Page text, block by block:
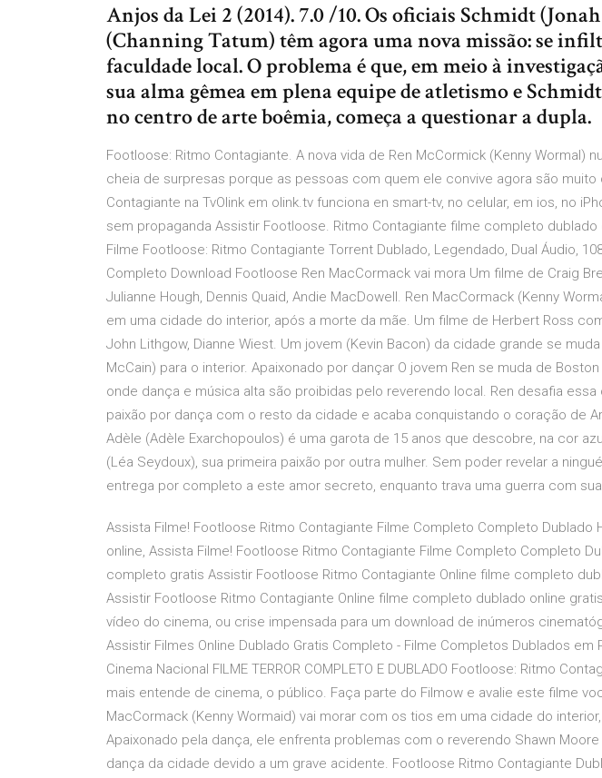
Anjos da Lei 2 (2014). 7.0 /10. Os oficiais Schmidt
(Channing Tatum) têm agora uma nova missão: se
faculdade local. O problema é que, em meio à
sua alma gêmea em plena equipe de atletismo e
no centro de arte boêmia, começa a questionar a dupla.
Footloose: Ritmo Contagiante. A nova vida de Ren McCormick (Kenny Wormal)
cheia de surpresas porque as pessoas com quem ele convive agora são muito
Contagiante na TvOlink em olink.tv funciona en smart-tv, no celular, em ios, no
sem propaganda Assistir Footloose. Ritmo Contagiante filme completo dublado
Filme Footloose: Ritmo Contagiante Torrent Dublado, Legendado, Dual Áudio,
Completo Download Footloose Ren MacCormack vai mora Um filme de Craig
Julianne Hough, Dennis Quaid, Andie MacDowell. Ren MacCormack (Kenny
em uma cidade do interior, após a morte da mãe. Um filme de Herbert Ross
John Lithgow, Dianne Wiest. Um jovem (Kevin Bacon) da cidade grande se
McCain) para o interior. Apaixonado por dançar O jovem Ren se muda de
onde dança e música alta são proibidas pelo reverendo local. Ren desafia essa
paixão por dança com o resto da cidade e acaba conquistando o coração de
Adèle (Adèle Exarchopoulos) é uma garota de 15 anos que descobre, na cor
(Léa Seydoux), sua primeira paixão por outra mulher. Sem poder revelar a
entrega por completo a este amor secreto, enquanto trava uma guerra com
Assista Filme! Footloose Ritmo Contagiante Filme Completo Completo
online, Assista Filme! Footloose Ritmo Contagiante Filme Completo Completo
completo gratis Assistir Footloose Ritmo Contagiante Online filme completo
Assistir Footloose Ritmo Contagiante Online filme completo dublado online
vídeo do cinema, ou crise impensada para um download de inúmeros
Assistir Filmes Online Dublado Gratis Completo - Filme Completos Dublados em
Cinema Nacional FILME TERROR COMPLETO E DUBLADO Footloose: Ritmo
mais entende de cinema, o público. Faça parte do Filmow e avalie este filme
MacCormack (Kenny Wormaid) vai morar com os tios em uma cidade do
Apaixonado pela dança, ele enfrenta problemas com o reverendo Shawn Moore
dança da cidade devido a um grave acidente. Footloose Ritmo Contagiante